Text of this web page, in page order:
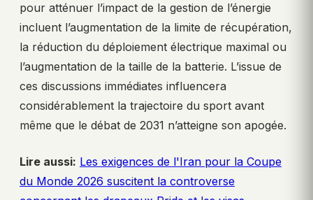
pour atténuer l’impact de la gestion de l’énergie
incluent l’augmentation de la limite de récupération,
la réduction du déploiement électrique maximal ou
l’augmentation de la taille de la batterie. L’issue de
ces discussions immédiates influencera
considérablement la trajectoire du sport avant
même que le débat de 2031 n’atteigne son apogée.
Lire aussi: Les exigences de l'Iran pour la Coupe
du Monde 2026 suscitent la controverse